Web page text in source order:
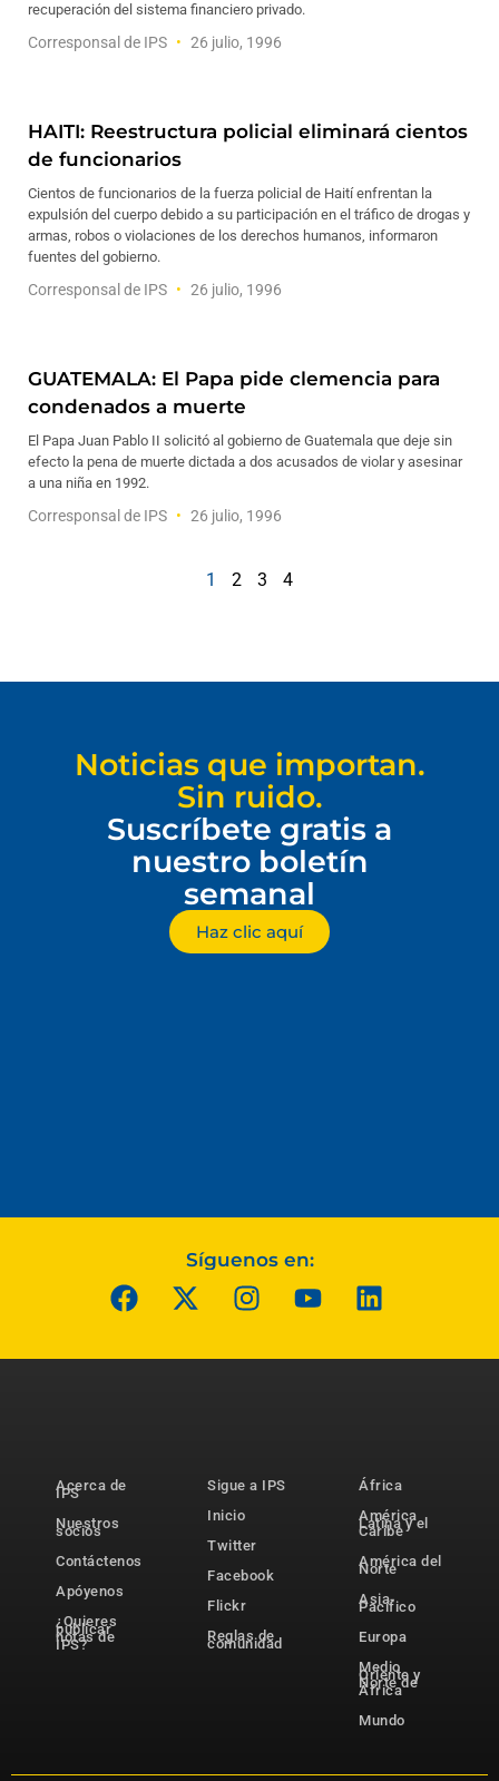
recuperación del sistema financiero privado.
Corresponsal de IPS 26 julio, 1996
HAITI: Reestructura policial eliminará cientos
de funcionarios
Cientos de funcionarios de la fuerza policial de Haití enfrentan la
expulsión del cuerpo debido a su participación en el tráfico de drogas y
armas, robos o violaciones de los derechos humanos, informaron
fuentes del gobierno.
Corresponsal de IPS 26 julio, 1996
GUATEMALA: El Papa pide clemencia para
condenados a muerte
El Papa Juan Pablo II solicitó al gobierno de Guatemala que deje sin
efecto la pena de muerte dictada a dos acusados de violar y asesinar
a una niña en 1992.
Corresponsal de IPS 26 julio, 1996
1 2 3 4
Noticias que importan.
Sin ruido.
Suscríbete gratis a
nuestro boletín
semanal
Haz clic aquí
Síguenos en:
Acerca de
IPS
Nuestros
socios
Contáctenos
Apóyenos
¿Quieres
publicar
notas de
IPS?
Sigue a IPS
Inicio
Twitter
Facebook
Flickr
Reglas de
comunidad
África
América
Latina y el
Caribe
América del
Norte
Asia-
Pacífico
Europa
Medio
Oriente y
Norte de
África
Mundo